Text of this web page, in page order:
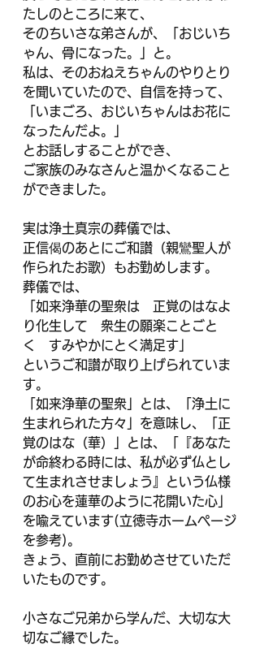
たしのところに来て、
そのちいさな弟さんが、「おじいち
ゃん、骨になった。」と。
私は、そのおねえちゃんのやりとり
を聞いていたので、自信を持って、
「いまごろ、おじいちゃんはお花に
なったんだよ。」
とお話しすることができ、
ご家族のみなさんと温かくなること
ができました。
実は浄土真宗の葬儀では、
正信偈のあとにご和讃（親鸞聖人が
作られたお歌）もお勤めします。
葬儀では、
「如来浄華の聖衆は　正覚のはなよ
り化生して　衆生の願楽ことごと
く　すみやかにとく満足す」
というご和讃が取り上げられていま
す。
「如来浄華の聖衆」とは、「浄土に
生まれられた方々」を意味し、「正
覚のはな（華）」とは、「『あなた
が命終わる時には、私が必ず仏とし
て生まれさせましょう』という仏様
のお心を蓮華のように花開いた心」
を喩えています(立徳寺ホームページ
を参考)。
きょう、直前にお勤めさせていただ
いたものです。
小さなご兄弟から学んだ、大切な大
切なご縁でした。